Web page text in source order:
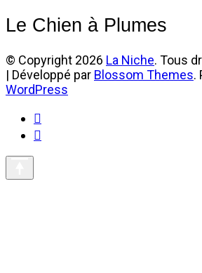
Le Chien à Plumes
© Copyright 2026 La Niche. Tous
| Développé par Blossom Themes.
WordPress